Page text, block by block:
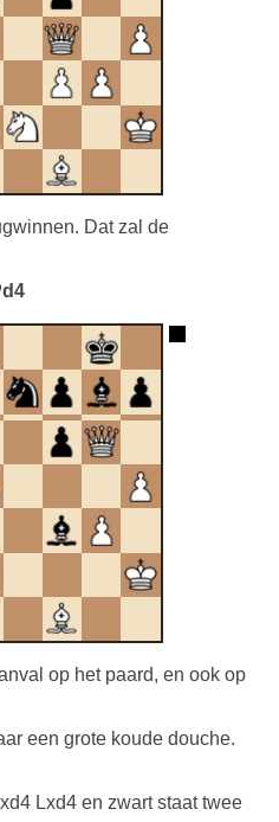
Dat zal de
op het paard, en ook op
een grote koude douche.
Lxd4 en zwart staat twee